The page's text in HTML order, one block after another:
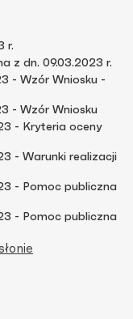
r.
z dn. 09.03.2023 r.
- Wzór Wniosku -
- Wzór Wniosku
- Kryteria oceny
- Warunki realizacji
- Pomoc publiczna
- Pomoc publiczna